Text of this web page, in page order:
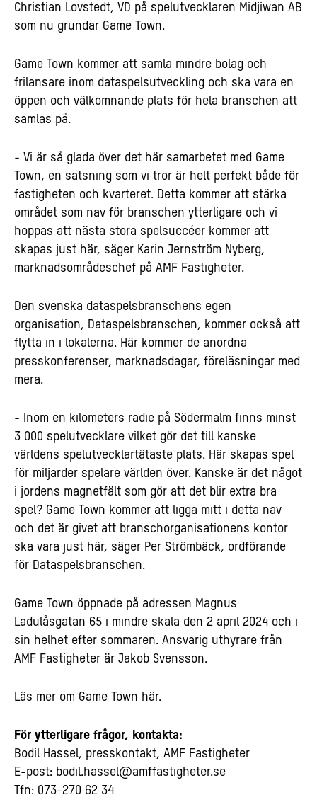
Christian Lovstedt, VD på spelutvecklaren Midjiwan AB
som nu grundar Game Town.
Game Town kommer att samla mindre bolag och
frilansare inom dataspelsutveckling och ska vara en
öppen och välkomnande plats för hela branschen att
samlas på.
- Vi är så glada över det här samarbetet med Game
Town, en satsning som vi tror är helt perfekt både för
fastigheten och kvarteret. Detta kommer att stärka
området som nav för branschen ytterligare och vi
hoppas att nästa stora spelsuccéer kommer att
skapas just här, säger Karin Jernström Nyberg,
marknadsområdeschef på AMF Fastigheter.
Den svenska dataspelsbranschens egen
organisation, Dataspelsbranschen, kommer också att
flytta in i lokalerna. Här kommer de anordna
presskonferenser, marknadsdagar, föreläsningar med
mera.
- Inom en kilometers radie på Södermalm finns minst
3 000 spelutvecklare vilket gör det till kanske
världens spelutvecklartätaste plats. Här skapas spel
för miljarder spelare världen över. Kanske är det något
i jordens magnetfält som gör att det blir extra bra
spel? Game Town kommer att ligga mitt i detta nav
och det är givet att branschorganisationens kontor
ska vara just här, säger Per Strömbäck, ordförande
för Dataspelsbranschen.
Game Town öppnade på adressen Magnus
Ladulåsgatan 65 i mindre skala den 2 april 2024 och i
sin helhet efter sommaren. Ansvarig uthyrare från
AMF Fastigheter är Jakob Svensson.
Läs mer om Game Town här.
För ytterligare frågor, kontakta:
Bodil Hassel, presskontakt, AMF Fastigheter
E-post: bodil.hassel@amffastigheter.se
Tfn: 073-270 62 34